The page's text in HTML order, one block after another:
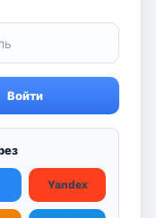
Войти
Yandex